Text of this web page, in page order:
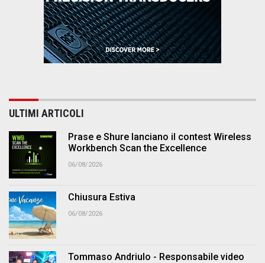
ULTIMI ARTICOLI
Prase e Shure lanciano il contest Wireless
Workbench Scan the Excellence
06/08/2026
Chiusura Estiva
06/08/2026
Tommaso Andriulo - Responsabile video